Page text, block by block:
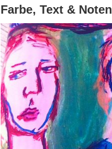
Farbe, Text &